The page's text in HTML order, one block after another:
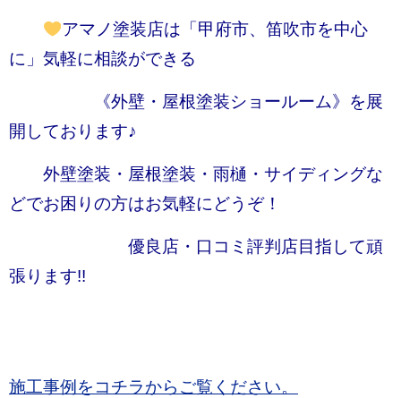
アマノ塗装店は「甲府市、笛吹市を中心
に」気軽に相談ができる
《外壁・屋根塗装ショールーム》を展
開しております♪
外壁塗装・屋根塗装・雨樋・サイディングな
どでお困りの方はお気軽にどうぞ！
優良店・口コミ評判店目指して頑
張ります!!
施工事例をコチラからご覧ください。